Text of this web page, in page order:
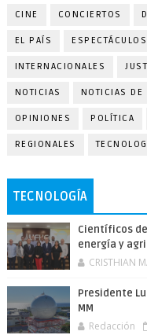
CINE CONCIERTOS
EL PAÍS ESPECTÁCULOS
INTERNACIONALES
NOTICIAS NOTICIAS DE
OPINIONES POLÍTICA
REGIONALES
TECNOLOGÍA
Científicos
energía y
CRISTHIAN
Presidente
MM
Redacción